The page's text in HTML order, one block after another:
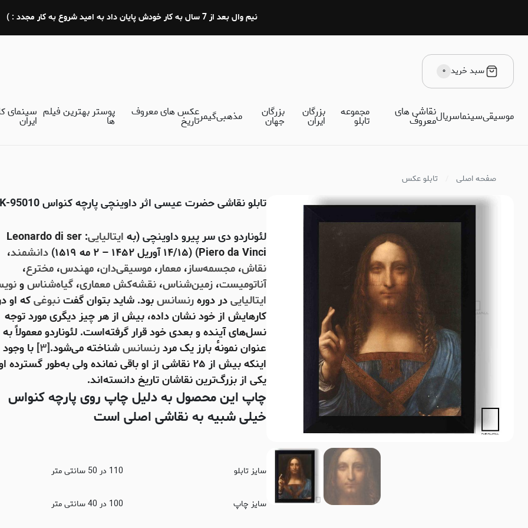
نیم وال بعد از 7 سال به کار خودش پایان داد به امید شروع به کار مجدد : )
سبد خرید ۰
موسیقیسینماسریالنقاشی های
معروف
مجموعه
تابلو
بزرگان
ایران
بزرگان
جهان مذهبیگیمرعکس های معروف
تاریخ
پوستر بهترین فیلم
ها
سینمای
ایران
صفحه اصلی تابلو عکس
تابلو نقاشی حضرت عیسی اثر داوینچی پارچه کنواس K-95010
لئوناردو دی سر پیرو داوینچی(به ایتالیایی : Leonardo di ser
Piero da Vinci) ‏(۱۴/۱۵ آوریل ۱۴۵۲ – ۲ مه ۱۵۱۹)
دانشمند،
نقاش، مجسمه‌ساز، معمار، موسیقی‌دان، مهندس، مخترع،
آناتومیست، زمین‌شناس، نقشه‌کش معماری، گیاه‌شناسو
ایتالیاییدر دورهرنسانسبود. شاید بتوان گفتنبوغیکه او
کارهایش از خود نشان داده، بیش از هر چیز دیگری مورد توجه
نسل‌های آینده و بعدی خود قرار گرفته‌است. لئوناردو معمولاً به
عنوان نمونهٔ بارز یک مردرنسانسشناخته می‌شود.[۳]
با وجود
اینکه بیش از ۲۵ نقاشی از او باقی نمانده ولی به‌طور گسترده
یکی از بزرگ‌ترین نقاشان تاریخ دانسته‌اند.
چاپ این محصول به دلیل چاپ روی پارچه کنواس
خیلی شبیه به نقاشی اصلی است
سایز تابلو 110 در 50 سانتی متر
سایز چاپ 100 در 40 سانتی متر